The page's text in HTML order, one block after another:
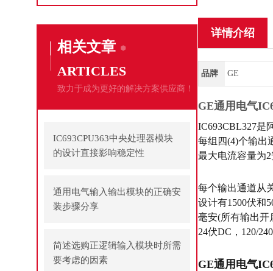
相关文章
ARTICLES
致力于成为更好的解决方案供应商！
IC693CPU363中央处理器模块
的设计直接影响稳定性
通用电气输入输出模块的正确安
装步骤分享
简述选购正逻辑输入模块时所需
要考虑的因素
详情介绍
品牌 GE
GE通用电气
IC693CBL327是
每组四(4)个输出
最大电流容量为
每个输出通道从
设计有1500伏和
毫安(所有输出开
24伏DC，120/
GE通用电气